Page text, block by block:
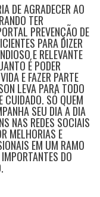
DE AGRADECER AO
TER
PREVENÇÃO DE
PARA DIZER
E RELEVANTE
É PODER
E FAZER PARTE
LEVA PARA TODO
CUIDADO. SÓ QUEM
SEU DIA A DIA
NAS REDES SOCIAIS
MELHORIAS E
EM UM RAMO
DO